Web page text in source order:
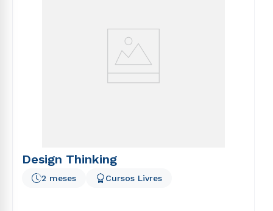
Design Thinking
2 meses Cursos Livres